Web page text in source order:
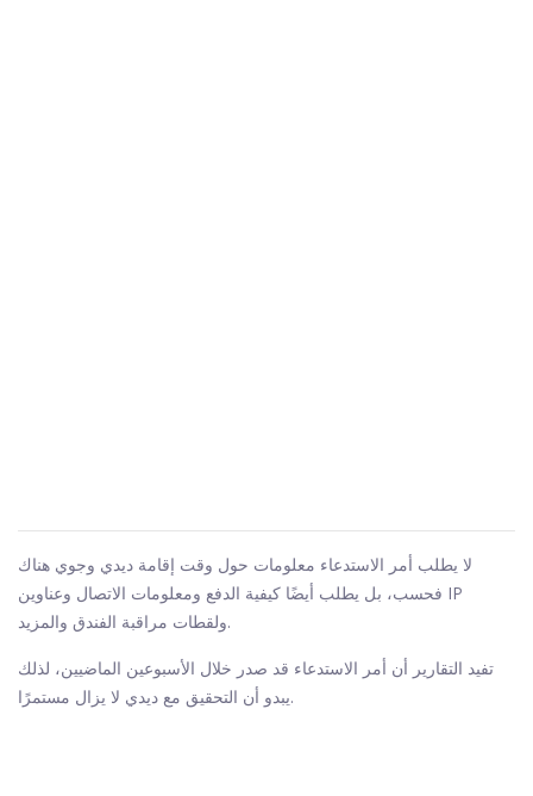
لا يطلب أمر الاستدعاء معلومات حول وقت إقامة ديدي وجوي هناك
فحسب، بل يطلب أيضًا كيفية الدفع ومعلومات الاتصال وعناوين IP
ولقطات مراقبة الفندق والمزيد.
تفيد التقارير أن أمر الاستدعاء قد صدر خلال الأسبوعين الماضيين، لذلك
يبدو أن التحقيق مع ديدي لا يزال مستمرًا.